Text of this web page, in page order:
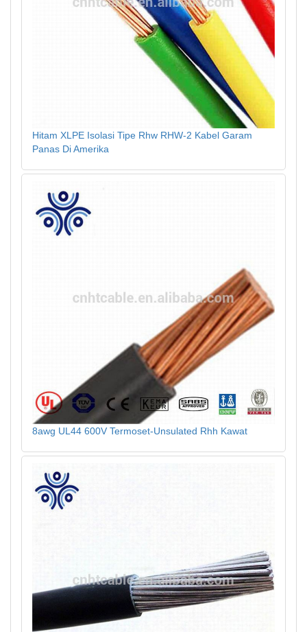
Hitam XLPE Isolasi Tipe Rhw RHW-2 Kabel Garam
Panas Di Amerika
8awg UL44 600V Termoset-Unsulated Rhh Kawat